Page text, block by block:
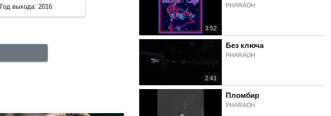
3:52
PHARAOH
2:41
Без ключа
PHARAOH
Пломбир
PHARAOH
Год выхода: 2016